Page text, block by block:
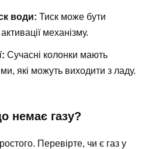
води: Тиск може бути
механізму.
Сучасні колонки мають
які можуть виходити з ладу.
немає газу?
Перевірте, чи є газ у